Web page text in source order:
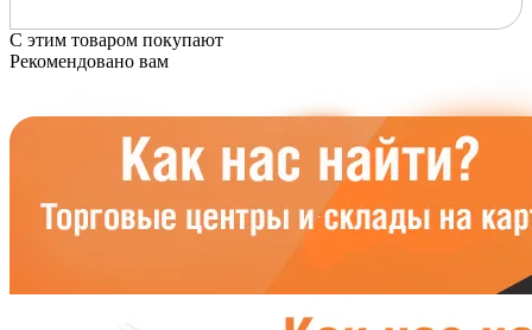
С этим товаром покупают
Рекомендовано вам